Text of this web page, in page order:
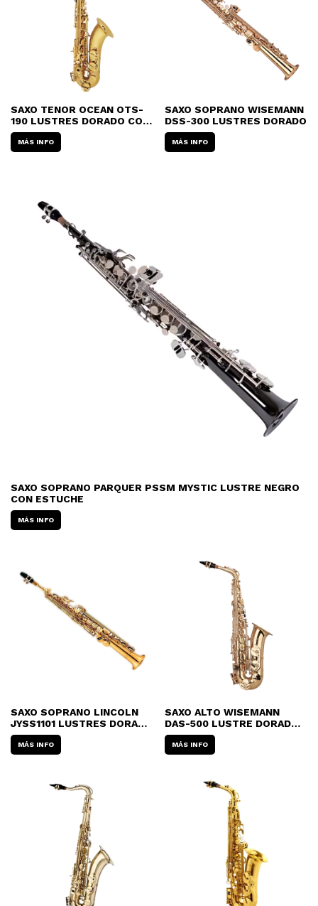
SAXO TENOR OCEAN OTS-
190 LUSTRES DORADO CON
ESTUCHE
MÁS INFO
SAXO SOPRANO WISEMANN
DSS-300 LUSTRES DORADO
MÁS INFO
SAXO SOPRANO PARQUER PSSM MYSTIC LUSTRE NEGRO
CON ESTUCHE
MÁS INFO
SAXO SOPRANO LINCOLN
JYSS1101 LUSTRES DORADO
CON ESTUCHE
MÁS INFO
SAXO ALTO WISEMANN
DAS-500 LUSTRE DORADO
CON ESTUCHE
MÁS INFO